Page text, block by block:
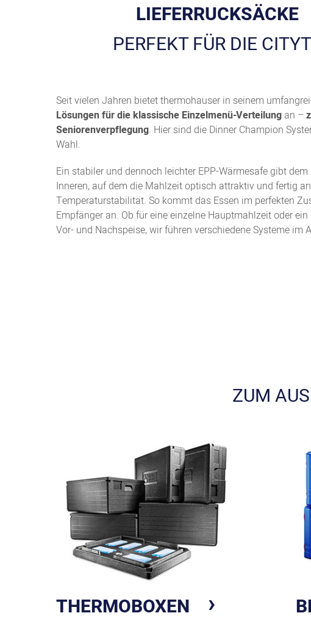
LIEFERRUCKSÄCKE
PERFEKT FÜR DIE
Seit vielen Jahren bietet thermohauser in seinem
Lösungen für die klassische Einzelmenü-Verteilungan –
Seniorenverpflegung. Hier sind die Dinner Champion
Wahl.
Ein stabiler und dennoch leichter EPP-Wärmesafe gibt
Inneren, auf dem die Mahlzeit optisch attraktiv und fertig
Temperaturstabilität. So kommt das Essen im perfekten
Empfänger an. Ob für eine einzelne Hauptmahlzeit oder
Vor- und Nachspeise, wir führen verschiedene Systeme im
ZUM
THERMOBOXEN